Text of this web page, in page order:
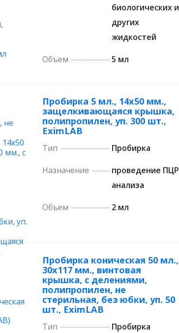
биологических и
других
жидкостей
Объем 5 мл
Пробирка 5 мл., 14х50 мм.,
защелкивающаяся крышка,
полипропилен, уп. 300 шт.,
EximLAB
Тип Пробирка
Назначение
проведение ПЦР
анализа
Объем 2 мл
Пробирка коническая 50 мл.,
30х117 мм., винтовая
крышка, с делениями,
полипропилен, не
стерильная, без юбки, уп. 50
шт., EximLAB
Тип
Пробирка